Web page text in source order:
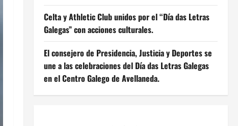
Celta y Athletic Club unidos por el “Día das Letras
Galegas” con acciones culturales.
El consejero de Presidencia, Justicia y Deportes se
une a las celebraciones del Día das Letras Galegas
en el Centro Galego de Avellaneda.